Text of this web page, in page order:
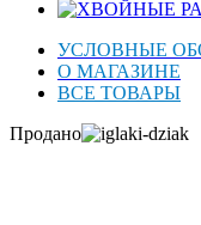
УСЛОВНЫЕ
О МАГАЗИНЕ
ВСЕ ТОВАРЫ
Продано